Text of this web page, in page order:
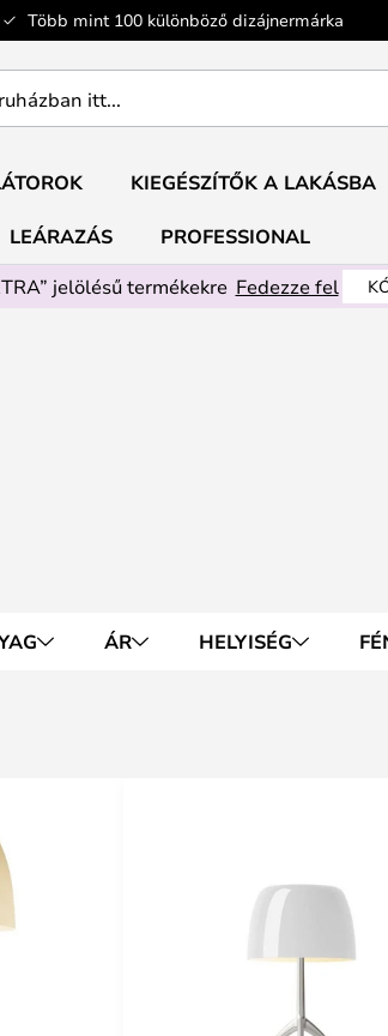
Több mint 100 különböző dizájnermárka
KIEGÉSZÍTŐK A LAKÁSBA
LEÁRAZÁS
PROFESSIONAL
jelölésű termékekre Fedezze fel
ÁR HELYISÉG